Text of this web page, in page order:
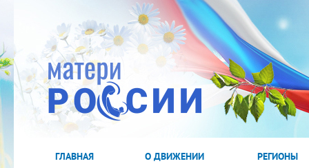
ГЛАВНАЯ О ДВИЖЕНИИ РЕГИОНЫ